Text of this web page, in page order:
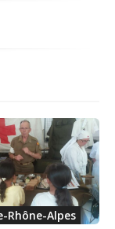
Rhône-Alpes